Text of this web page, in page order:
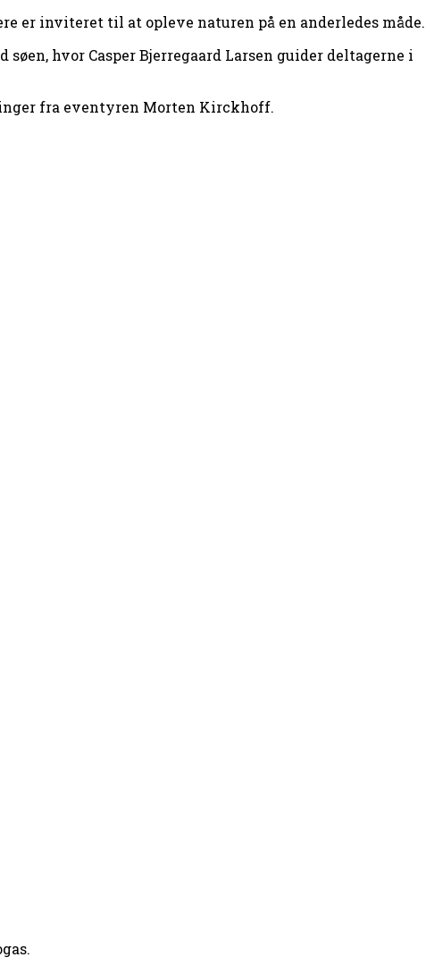
er inviteret til at opleve naturen på en anderledes måde.
hvor Casper Bjerregaard Larsen guider deltagerne i
fra eventyren Morten Kirckhoff.